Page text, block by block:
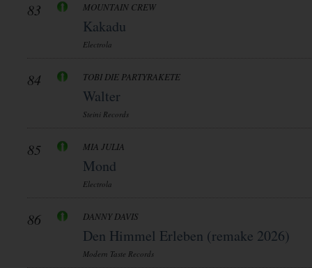
83 MOUNTAIN CREW
Kakadu
Electrola
84 TOBI DIE PARTYRAKETE
Walter
Steini Records
85 MIA JULIA
Mond
Electrola
86 DANNY DAVIS
Den Himmel Erleben (remake 2026)
Modern Taste Records